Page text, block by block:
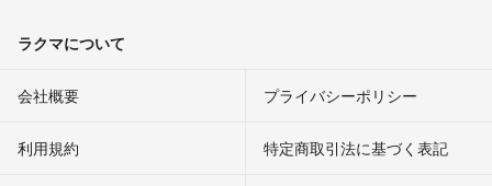
ラクマについて
会社概要 プライバシーポリシー
利用規約 特定商取引法に基づく表記